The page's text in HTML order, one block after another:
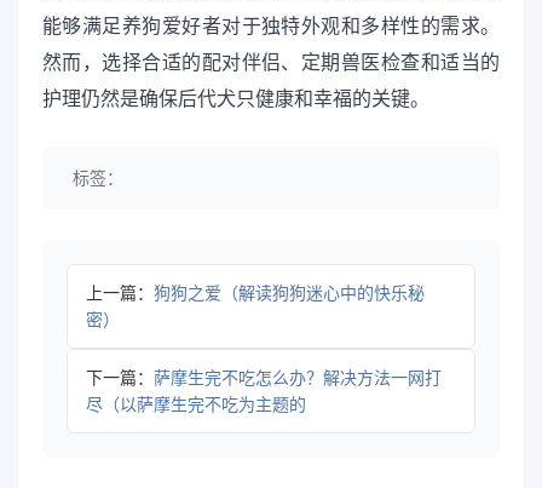
能够满足养狗爱好者对于独特外观和多样性的需求。
然而，选择合适的配对伴侣、定期兽医检查和适当的
护理仍然是确保后代犬只健康和幸福的关键。
标签：
上一篇： 狗狗之爱（解读狗狗迷心中的快乐秘
密）
下一篇： 萨摩生完不吃怎么办？解决方法一网打
尽（以萨摩生完不吃为主题的